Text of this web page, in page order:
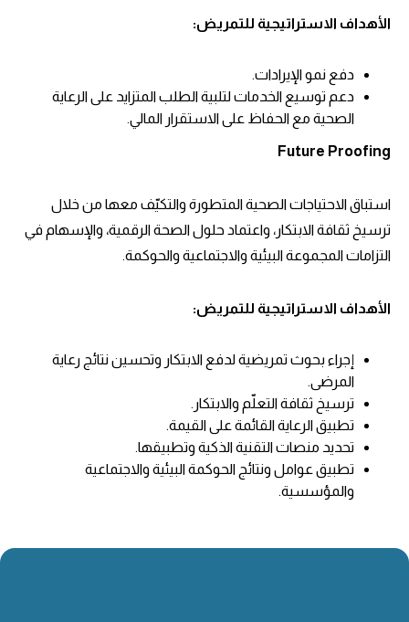
الأهداف الاستراتيجية للتمريض:
دفع نمو الإيرادات.
دعم توسيع الخدمات لتلبية الطلب المتزايد على الرعاية
الصحية مع الحفاظ على الاستقرار المالي.
Future Proofing
استباق الاحتياجات الصحية المتطورة والتكيّف معها من خلال
ترسيخ ثقافة الابتكار، واعتماد حلول الصحة الرقمية، والإسهام في
التزامات المجموعة البيئية والاجتماعية والحوكمة.
الأهداف الاستراتيجية للتمريض:
إجراء بحوث تمريضية لدفع الابتكار وتحسين نتائج رعاية
المرضى.
ترسيخ ثقافة التعلّم والابتكار.
تطبيق الرعاية القائمة على القيمة.
تحديد منصات التقنية الذكية وتطبيقها.
تطبيق عوامل ونتائج الحوكمة البيئية والاجتماعية
والمؤسسية.